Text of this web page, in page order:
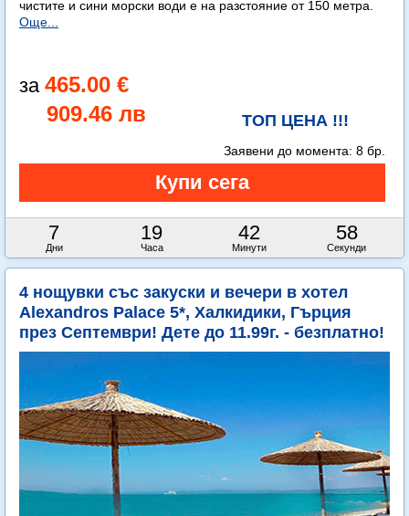
чистите и сини морски води е на разстояние от 150 метра.
Още...
465.00 €
909.46 лв
ТОП ЦЕНА !!!
7
Дни
19
Часа
42
Минути
57
Секунди
Заявени до момента: 8 бр.
4 нощувки със закуски и вечери в хотел
Alexandros Palace 5*, Халкидики, Гърция
през Септември! Дете до 11.99г. - безплатно!